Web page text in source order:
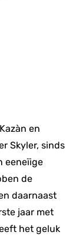
en
Skyler, sinds
eeneïige
de
daarnaast
jaar met
het geluk